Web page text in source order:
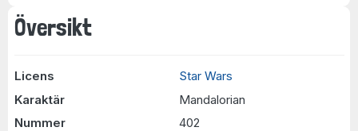
Översikt
Licens
Star Wars
Karaktär
Mandalorian
Nummer
402